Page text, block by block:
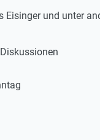
und unter